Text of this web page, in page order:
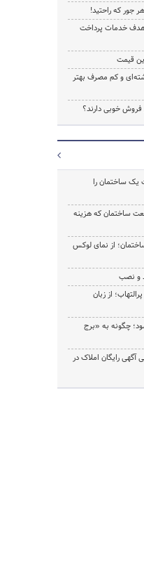
جور که راحتید!
هدف خدمات پرداخت
قیمت
و کم مصرف بهتر
خوبی دارند؟
ساختمان را
ساختمان که هزینه‌
از نمای لوکس
و نصب
از زبان
چگونه به «برج
رایگان املاک در